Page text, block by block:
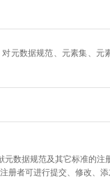
对元数据规范、元素集
元数据规范及其它标准的
册者可进行提交、修改、